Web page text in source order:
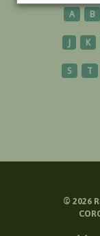
A B
J K
S T
© 2026